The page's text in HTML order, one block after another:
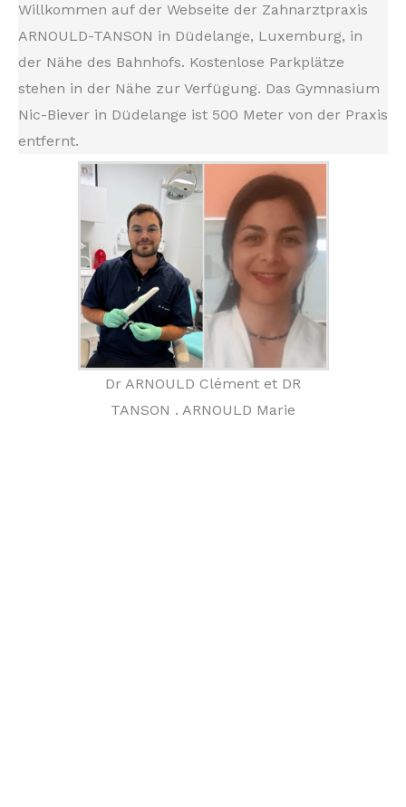
Willkommen auf der Webseite der Zahnarztpraxis
ARNOULD-TANSON in Düdelange, Luxemburg, in
der Nähe des Bahnhofs. Kostenlose Parkplätze
stehen in der Nähe zur Verfügung. Das Gymnasium
Nic-Biever in Düdelange ist 500 Meter von der Praxis
entfernt.
Dr ARNOULD Clément et DR
TANSON . ARNOULD Marie